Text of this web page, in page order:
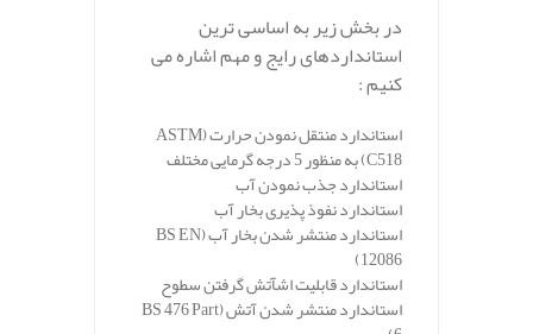
در بخش زیر به اساسی ترین
استانداردهای رایج و مهم اشاره می
کنیم :
استاندارد منتقل نمودن حرارت (ASTM
C518) به منظور 5 درجه گرمایی مختلف
استاندارد جذب نمودن آب
استاندارد نفوذ پذیری بخار آب
استاندارد منتشر شدن بخار آب (BS EN
12086)
استاندارد قابلیت اشآتش گرفتن سطوح
استاندارد منتشر شدن آتش (BS 476 Part